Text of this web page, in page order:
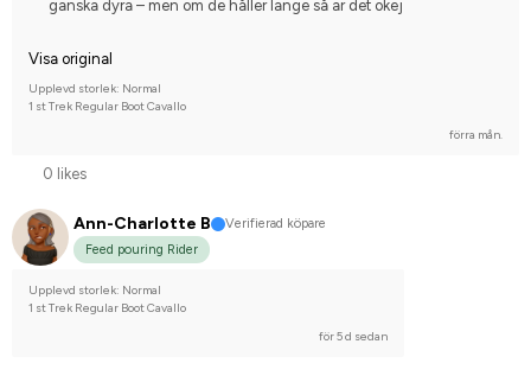
ganska dyra – men om de håller länge så är det okej
Visa original
Upplevd storlek: Normal
1 st Trek Regular Boot Cavallo
förra mån.
0 likes
Ann-Charlotte B
Verifierad köpare
Feed pouring Rider
Upplevd storlek: Normal
1 st Trek Regular Boot Cavallo
för 5 d sedan